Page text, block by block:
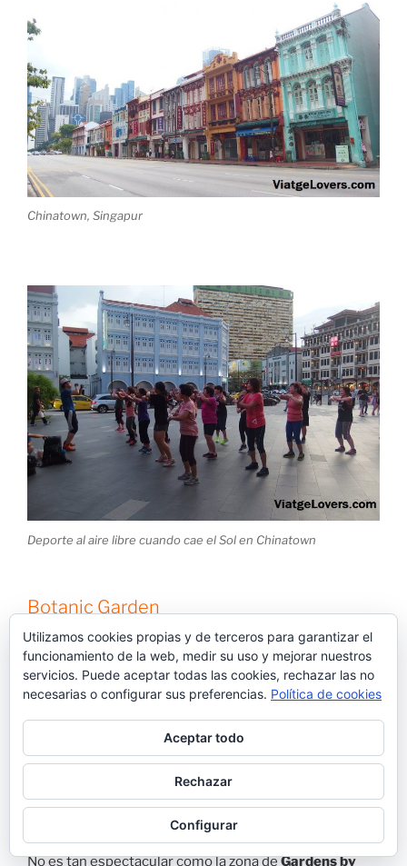
Chinatown, Singapur
Deporte al aire libre cuando cae el Sol en Chinatown
Botanic Garden
Lo mismo que nos pasaba conChinatown…habíamos
visto milBotanic Gardenspero como teníamos
todavía parte de la tarde, nos acercamos con nuestro
pequeña representación de plantas de
parques nacionales de Malasiay un lago enorme.
Además, lo tienen todo muy bien pensado y a lo largo
de los caminos, hay casetas con sombra donde
No es tan espectacular como la zona deGardens by
Utilizamos cookies propias y de terceros para garantizar el
funcionamiento de la web, medir su uso y mejorar nuestros
servicios. Puede aceptar todas las cookies, rechazar las no
necesarias o configurar sus preferencias. Política de cookies
Aceptar todo
Rechazar
Configurar